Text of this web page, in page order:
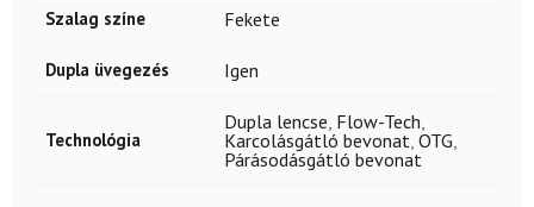
Szalag színe Fekete
Dupla üvegezés Igen
Technológia
Dupla lencse, Flow-Tech,
Karcolásgátló bevonat, OTG,
Párásodásgátló bevonat